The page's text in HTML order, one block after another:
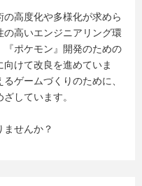
高度化や多様化が求めら
高いエンジニアリング環
ポケモン』開発のための
けて改良を進めていま
ゲームづくりのために、
しています。
せんか？